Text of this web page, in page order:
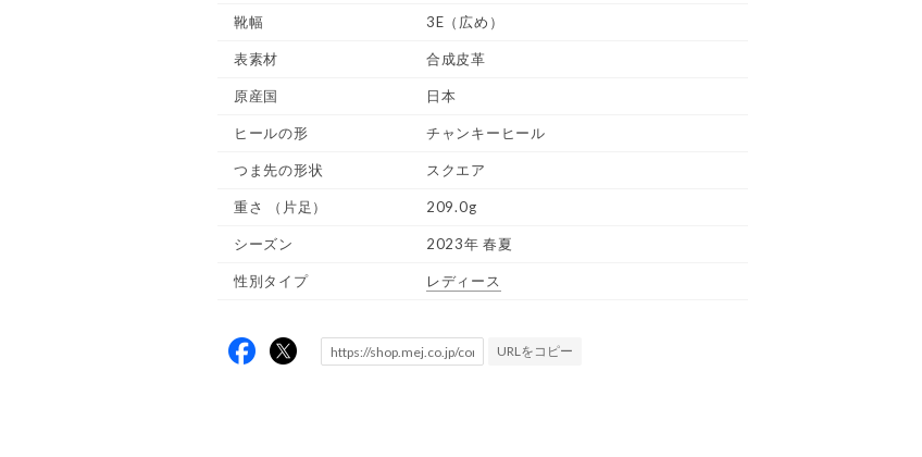
靴幅 3E（広め）
表素材 合成皮革
原産国 日本
ヒールの形 チャンキーヒール
つま先の形状 スクエア
重さ （片足） 209.0g
シーズン 2023年 春夏
性別タイプ レディース
URLをコピー